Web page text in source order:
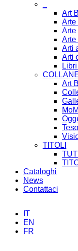
Art
Arte
Arte
Arte
Arti
Arti
Art
TITOLI
Cataloghi
News
Contattaci
IT
EN
FR